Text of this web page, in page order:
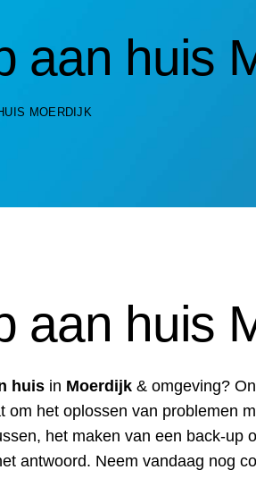
aan huis
MOERDIJK
aan huis
huis in Moerdijk & omgeving?
om het oplossen van problemen
het maken van een back-up
antwoord. Neem vandaag nog